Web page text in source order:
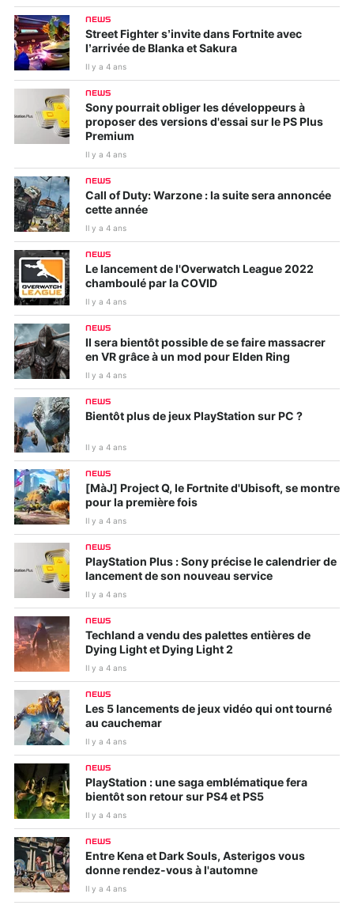
NEWS
Street Fighter s’invite dans Fortnite avec
l’arrivée de Blanka et Sakura
Il y a 4 ans
NEWS
Sony pourrait obliger les développeurs à
proposer des versions d'essai sur le PS Plus
Premium
Il y a 4 ans
NEWS
Call of Duty: Warzone : la suite sera annoncée
cette année
Il y a 4 ans
NEWS
Le lancement de l'Overwatch League 2022
chamboulé par la COVID
Il y a 4 ans
NEWS
Il sera bientôt possible de se faire massacrer
en VR grâce à un mod pour Elden Ring
Il y a 4 ans
NEWS
Bientôt plus de jeux PlayStation sur PC ?
Il y a 4 ans
NEWS
[MàJ] Project Q, le Fortnite d'Ubisoft, se montre
pour la première fois
Il y a 4 ans
NEWS
PlayStation Plus : Sony précise le calendrier de
lancement de son nouveau service
Il y a 4 ans
NEWS
Techland a vendu des palettes entières de
Dying Light et Dying Light 2
Il y a 4 ans
NEWS
Les 5 lancements de jeux vidéo qui ont tourné
au cauchemar
Il y a 4 ans
NEWS
PlayStation : une saga emblématique fera
bientôt son retour sur PS4 et PS5
Il y a 4 ans
NEWS
Entre Kena et Dark Souls, Asterigos vous
donne rendez-vous à l'automne
Il y a 4 ans